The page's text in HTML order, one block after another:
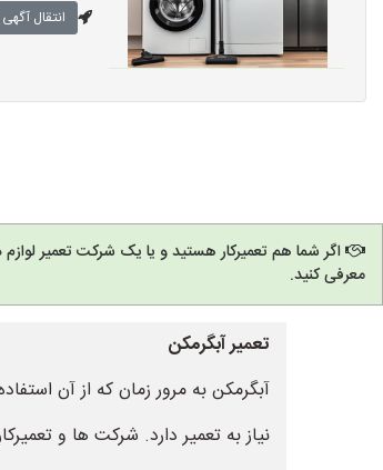
انتقال
اگر شما هم تعمیرکار هستید و یا یک شرکت تعمیر
معرفی کنید.
تعمیر آبگرمکن
آبگرمکن به مرور زمان که از آن
نیاز به تعمیر دارد. شرکت ها و